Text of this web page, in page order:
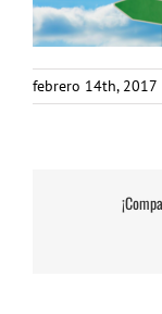
febrero 14th, 2017